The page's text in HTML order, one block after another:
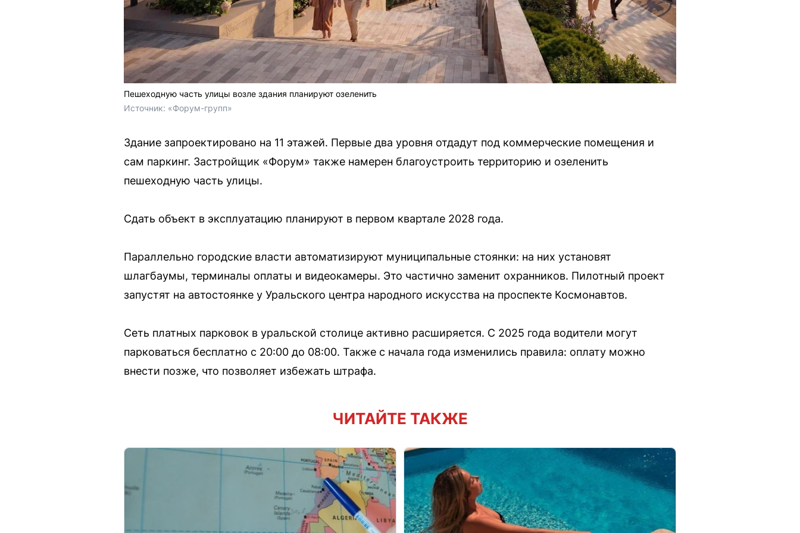
Пешеходную часть улицы возле здания планируют озеленить
Источник: «Форум-групп»
Здание запроектировано на 11 этажей. Первые два уровня отдадут под коммерческие помещения и
сам паркинг. Застройщик «Форум» также намерен благоустроить территорию и озеленить
пешеходную часть улицы.
Сдать объект в эксплуатацию планируют в первом квартале 2028 года.
Параллельно городские власти автоматизируют муниципальные стоянки: на них установят
шлагбаумы, терминалы оплаты и видеокамеры. Это частично заменит охранников. Пилотный проект
запустят на автостоянке у Уральского центра народного искусства на проспекте Космонавтов.
Сеть платных парковок в уральской столице активно расширяется. С 2025 года водители могут
парковаться бесплатно с 20:00 до 08:00. Также с начала года изменились правила: оплату можно
внести позже, что позволяет избежать штрафа.
ЧИТАЙТЕ ТАКЖЕ